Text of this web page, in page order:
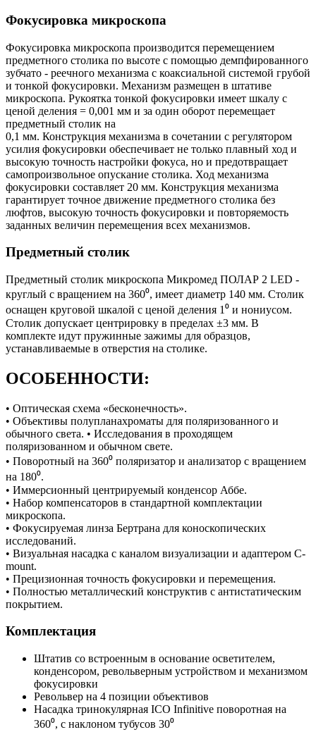
Фокусировка микроскопа
Фокусировка микроскопа производится перемещением
предметного столика по высоте с помощью демпфированного
зубчато - реечного механизма с коаксиальной системой грубой
и тонкой фокусировки. Механизм размещен в штативе
микроскопа. Рукоятка тонкой фокусировки имеет шкалу с
ценой деления = 0,001 мм и за один оборот перемещает
предметный столик на
0,1 мм. Конструкция механизма в сочетании с регулятором
усилия фокусировки обеспечивает не только плавный ход и
высокую точность настройки фокуса, но и предотвращает
самопроизвольное опускание столика. Ход механизма
фокусировки составляет 20 мм. Конструкция механизма
гарантирует точное движение предметного столика без
люфтов, высокую точность фокусировки и повторяемость
заданных величин перемещения всех механизмов.
Предметный столик
Предметный столик микроскопа Микромед ПОЛАР 2 LED -
круглый с вращением на 360⁰, имеет диаметр 140 мм. Столик
оснащен круговой шкалой с ценой деления 1⁰ и нониусом.
Столик допускает центрировку в пределах ±3 мм. В
комплекте идут пружинные зажимы для образцов,
устанавливаемые в отверстия на столике.
ОСОБЕННОСТИ:
• Оптическая схема «бесконечность».
• Объективы полупланахроматы для поляризованного и
обычного света. • Исследования в проходящем
поляризованном и обычном свете.
• Поворотный на 360⁰ поляризатор и анализатор с вращением
на 180⁰.
• Иммерсионный центрируемый конденсор Аббе.
• Набор компенсаторов в стандартной комплектации
микроскопа.
• Фокусируемая линза Бертрана для коноскопических
исследований.
• Визуальная насадка с каналом визуализации и адаптером С-
mount.
• Прецизионная точность фокусировки и перемещения.
• Полностью металлический конструктив с антистатическим
покрытием.
Комплектация
Штатив со встроенным в основание осветителем,
конденсором, револьверным устройством и механизмом
фокусировки
Револьвер на 4 позиции объективов
Насадка тринокулярная ICO Infinitive поворотная на
360⁰, с наклоном тубусов 30⁰